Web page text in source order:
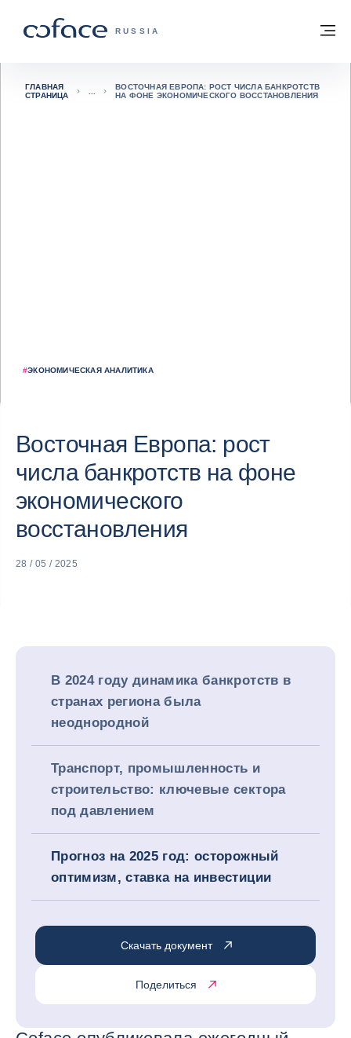
COFACE FOR TRADE — ГЛАВНАЯ
RUSSIA
Вернуться на главную страницу
#ЭКОНОМИЧЕСКАЯ АНАЛИТИКА
ГЛАВНАЯ
СТРАНИЦА
ВОСТОЧНАЯ ЕВРОПА: РОСТ ЧИСЛА БАНКРОТСТВ
НА ФОНЕ ЭКОНОМИЧЕСКОГО ВОССТАНОВЛЕНИЯ
Восточная Европа: рост
числа банкротств на фоне
экономического
восстановления
28 / 05 / 2025
В 2024 году динамика банкротств в
странах региона была
неоднородной
Транспорт, промышленность и
строительство: ключевые сектора
под давлением
Прогноз на 2025 год: осторожный
оптимизм, ставка на инвестиции
Скачать документ
Поделиться